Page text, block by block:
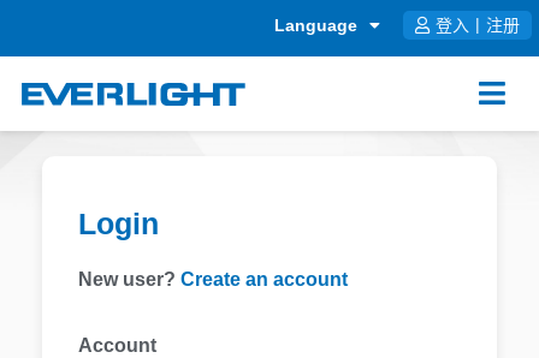
Language 登入 注册
Login
New user? Create an account
Account